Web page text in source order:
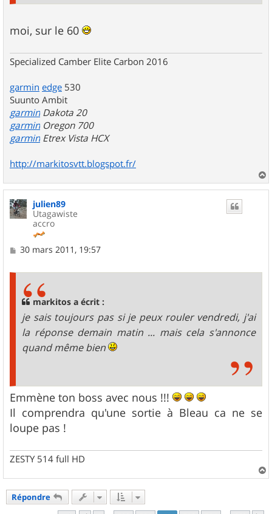
moi, sur le 60
Specialized Camber Elite Carbon 2016
garmin edge 530
Suunto Ambit
garmin Dakota 20
garmin Oregon 700
garmin Etrex Vista HCX
http://markitosvtt.blogspot.fr/
a
julien89
Utagawiste
accro
M
30 mars 2011, 19:57
markitos a écrit :
je sais toujours pas si je peux rouler vendredi, j'ai
la réponse demain matin ... mais cela s'annonce
quand même bien
Emmène ton boss avec nous !!!
Il comprendra qu'une sortie à Bleau ca ne se
loupe pas !
ZESTY 514 full HD
a
Répondre